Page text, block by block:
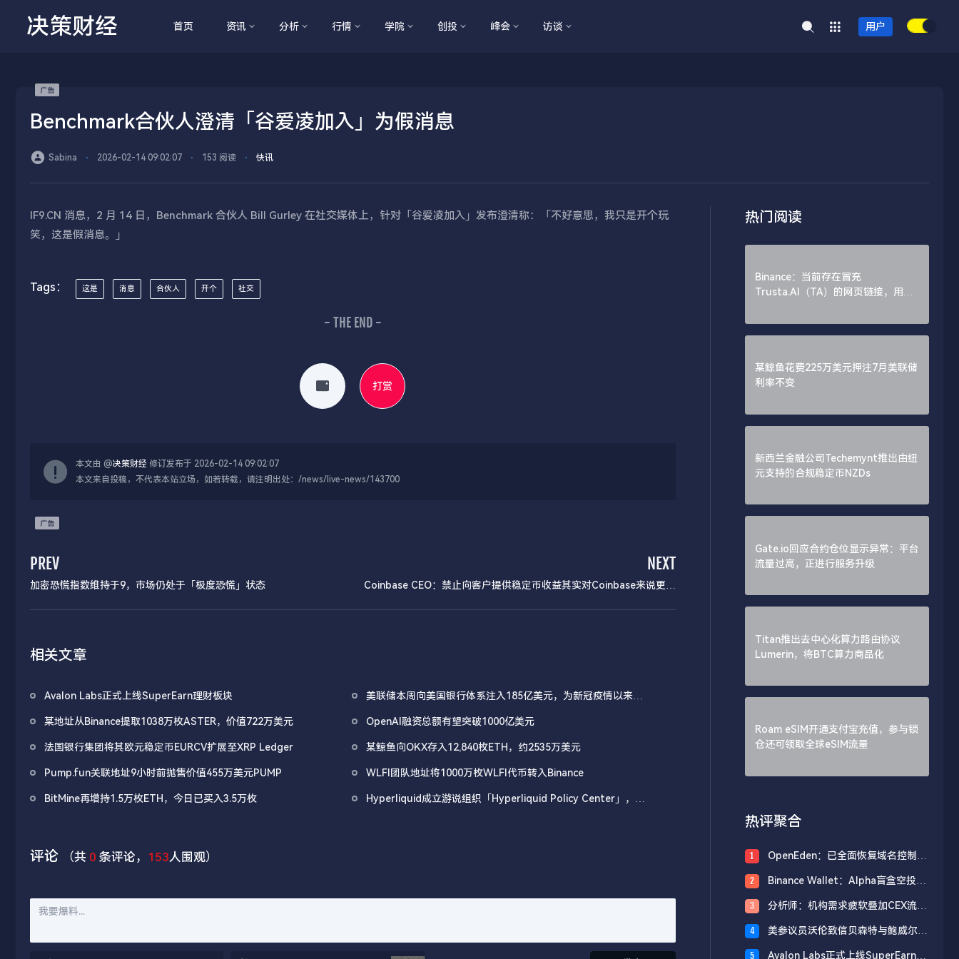
决策财经 首页 资讯 分析 行情 学院 创投 峰会 访谈 用户
Benchmark合伙人澄清「谷爱凌加入」为假消息
Sabina ⋅ 2026-02-14 09:02:07 ⋅ 153 阅读 ⋅ 快讯
IF9.CN 消息，2 月 14 日，Benchmark 合伙人 Bill Gurley 在社交媒体上，针对「谷爱凌加入」发布澄清称：「不好意思，我只是开个玩
笑，这是假消息。」
Tags： 这是 消息 合伙人 开个 社交
- THE END -
打赏
本文由 @决策财经 修订发布于 2026-02-14 09:02:07
本文来自投稿，不代表本站立场，如若转载，请注明出处：/news/live-news/143700
PREV
加密恐慌指数维持于9，市场仍处于「极度恐慌」状态
NEXT
Coinbase CEO：禁止向客户提供稳定币收益其实对Coinbase来说更有
相关文章
Avalon Labs正式上线SuperEarn理财板块
美联储本周向美国银行体系注入185亿美元，为新冠疫情以来第
某地址从Binance提取1038万枚ASTER，价值722万美元
OpenAI融资总额有望突破1000亿美元
法国银行集团将其欧元稳定币EURCV扩展至XRP Ledger 某鲸鱼向OKX存入12,840枚ETH，约2535万美元
Pump.fun关联地址9小时前抛售价值455万美元PUMP WLFI团队地址将1000万枚WLFI代币转入Binance
BitMine再增持1.5万枚ETH，今日已买入3.5万枚
Hyperliquid成立游说组织「Hyperliquid Policy Center」，将
评论 （共 0 条评论， 153人围观）
热门阅读
Binance：当前存在冒充
Trusta.AI（TA）的网页链接，用户
某鲸鱼花费225万美元押注7月美联储
利率不变
新西兰金融公司Techemynt推出由纽
元支持的合规稳定币NZDs
Gate.io回应合约仓位显示异常：平台
流量过高，正进行服务升级
Titan推出去中心化算力路由协议
Lumerin，将BTC算力商品化
Roam eSIM开通支付宝充值，参与锁
仓还可领取全球eSIM流量
热评聚合
1
OpenEden：已全面恢复域名控制，
2
Binance Wallet：Alpha盲盒空投将
分
3
分析师：机构需求疲软叠加CEX流入
4
美参议员沃伦致信贝森特与鲍威尔，
5 Avalon Labs正式上线SuperEarn理